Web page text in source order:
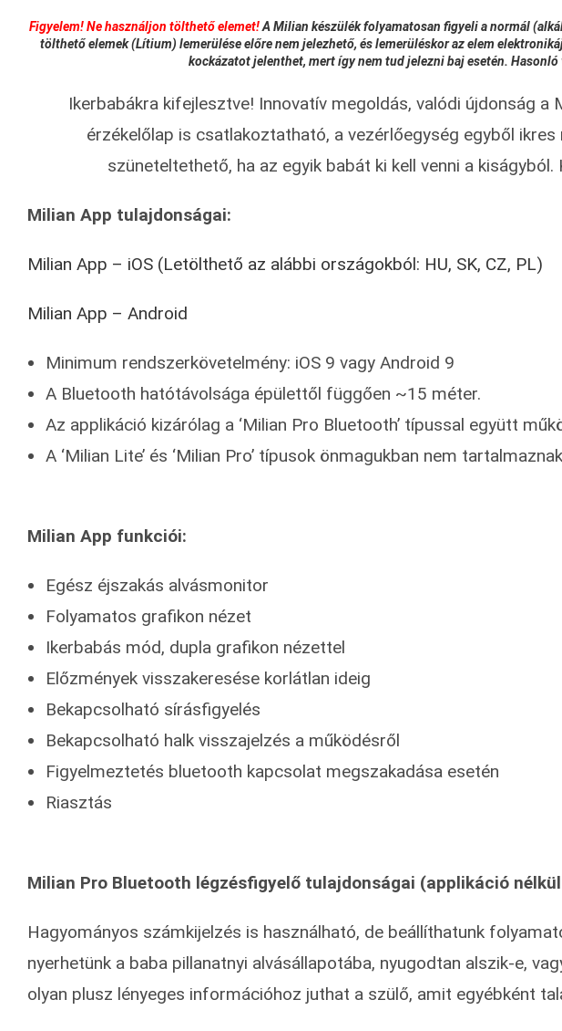
Figyelem! Ne használjon tölthető elemet!A Milian készülék folyamatosan figyeli a normál
tölthető elemek (Lítium) lemerülése előre nem jelezhető, és lemerüléskor az elem
kockázatot jelenthet, mert így nem tud jelezni baj esetén. Hasonló
Ikerbabákra kifejlesztve! Innovatív megoldás, valódi újdonság
érzékelőlap is csatlakoztatható, a vezérlőegység egyből
szüneteltethető, ha az egyik babát ki kell venni a
Milian App tulajdonságai:
Milian App – iOS (Letölthető az alábbi országokból: HU, SK, CZ, PL)
Milian App – Android
Minimum rendszerkövetelmény: iOS 9 vagy Android 9
A Bluetooth hatótávolsága épülettől függően ~15 méter.
Az applikáció kizárólag a ‘Milian Pro Bluetooth’ típussal együtt
A ‘Milian Lite’ és ‘Milian Pro’ típusok önmagukban nem
Milian App funkciói:
Egész éjszakás alvásmonitor
Folyamatos grafikon nézet
Ikerbabás mód, dupla grafikon nézettel
Előzmények visszakeresése korlátlan ideig
Bekapcsolható sírásfigyelés
Bekapcsolható halk visszajelzés a működésről
Figyelmeztetés bluetooth kapcsolat megszakadása esetén
Riasztás
Milian Pro Bluetooth légzésfigyelő tulajdonságai (applikáció
Hagyományos számkijelzés is használható, de beállíthatunk
nyerhetünk a baba pillanatnyi alvásállapotába, nyugodtan alszik-e,
olyan plusz lényeges információhoz juthat a szülő, amit egyébként